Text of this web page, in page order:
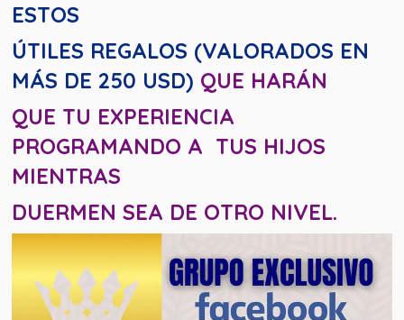
ESTOS
ÚTILES REGALOS (VALORADOS EN
MÁS DE 250 USD) QUE HARÁN
QUE TU EXPERIENCIA
PROGRAMANDO A TUS HIJOS
MIENTRAS
DUERMEN SEA DE OTRO NIVEL.